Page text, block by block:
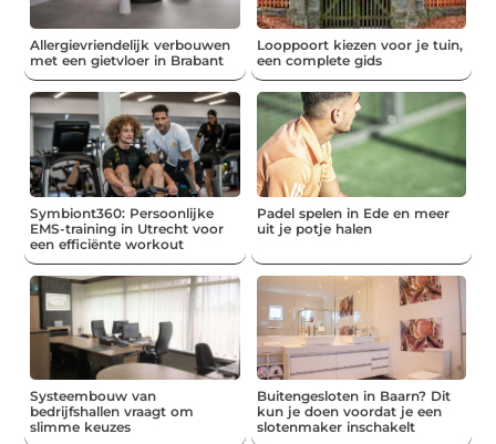
Allergievriendelijk verbouwen
met een gietvloer in Brabant
Looppoort kiezen voor je tuin,
een complete gids
Symbiont360: Persoonlijke
EMS-training in Utrecht voor
een efficiënte workout
Padel spelen in Ede en meer
uit je potje halen
Systeembouw van
bedrijfshallen vraagt om
slimme keuzes
Buitengesloten in Baarn? Dit
kun je doen voordat je een
slotenmaker inschakelt